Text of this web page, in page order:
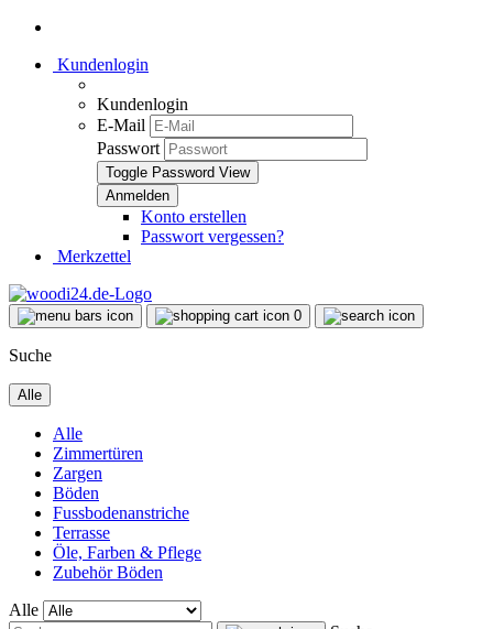
Kundenlogin
Kundenlogin
E-Mail
Passwort
Toggle Password View
Konto erstellen
Passwort vergessen?
Merkzettel
0
Suche
Alle
Alle
Zimmertüren
Zargen
Böden
Fussbodenanstriche
Terrasse
Öle, Farben & Pflege
Zubehör Böden
Alle